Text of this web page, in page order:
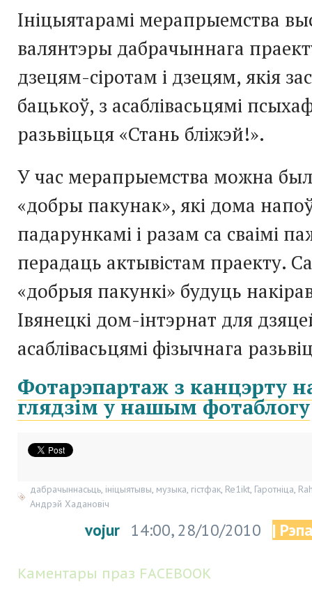
Ініцыятарамі мерапрыемства
валянтэры дабрачыннага
дзецям-сіротам і дзецям, якія
бацькоў, з асаблівасьцямі
разьвіцьця «Стань бліжэй!».
У час мерапрыемства можна
«добры пакунак», які дома
падарункамі і разам са сваімі
перадаць актывістам праекту.
«добрыя пакункі» будуць
Івянецкі дом-інтэрнат для
асаблівасьцямі фізычнага
Фотарэпартаж з канцэрту
глядзім у нашым фотаблогу
дабрачыннасьць ініцыятывы музыка гістфак Re1ikt Гаротніца
Андрэй Хадановіч
vojur 14:00, 28/10/2010 |
Каментары праз FACEBOOK